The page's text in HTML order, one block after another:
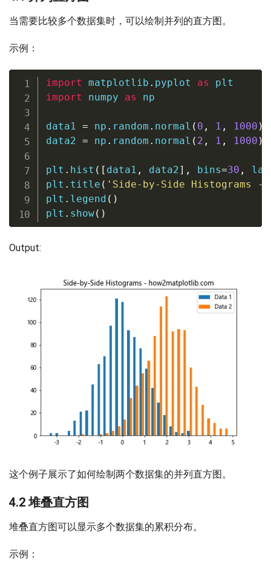
当需要比较多个数据集时，可以绘制并列的直方图。
示例：
import matplotlib . pyplot as
import numpy as np
data1 = np . random . normal ( 0 , 1 , 1000 )
data2 = np . random . normal ( 2 , 1 , 1000 )
plt . hist ( [ data1 , data2] , bins=30 ,
plt . title ( 'Side-by-Side Histograms -
plt . legend ( )
plt . show( )
Output:
这个例子展示了如何绘制两个数据集的并列直方图。
4.2 堆叠直方图
堆叠直方图可以显示多个数据集的累积分布。
示例：